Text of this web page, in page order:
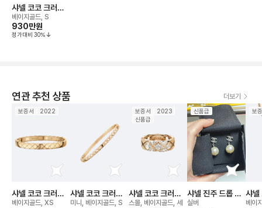
샤넬 코코 크러쉬
브레이슬릿
베이지골드, S
930만원
정가대비 30%
연관 추천 상품 더보기
보증서 2022
샤넬 코코 크러쉬
브레이슬릿
베이지골드, XS
샤넬 코코 크러쉬
뱅글 브레이슬릿
미니, 베이지골드, S
보증서
2023
신품급
샤넬 코코 크러쉬
링
스몰, 베이지골드, 세
신품급
샤넬 진주 드롭 귀
걸이 이어링
실버
보
샤넬
네크
베이